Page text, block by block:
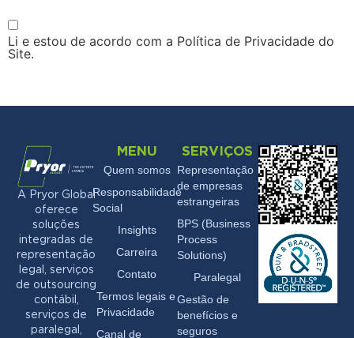
Li e estou de acordo com a Política de Privacidade do
Site.
A Pryor Global
oferece
soluções
integradas de
representação
legal, serviços
de outsourcing
contábil,
serviços de
paralegal,
MENU
Quem somos
Responsabilidade
Social
Insights
Carreira
Contato
Termos legais e
Privacidade
Canal de
SERVIÇOS
Representação
de empresas
estrangeiras
BPS (Business
Process
Solutions)
Paralegal
Gestão de
benefícios e
seguros